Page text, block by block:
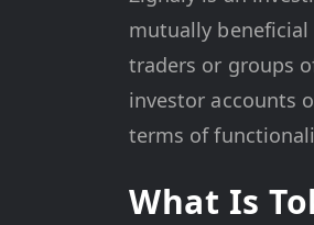
mutually
traders or groups
investor accounts
terms of
What Is